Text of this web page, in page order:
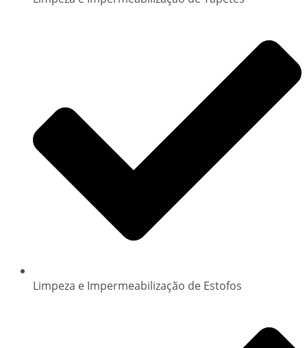
Limpeza e Impermeabilização de Estofos